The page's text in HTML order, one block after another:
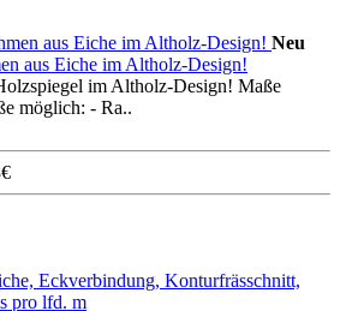
Neu
aus Eiche im Altholz-Design!
im Altholz-Design! Maße
möglich: - Ra..